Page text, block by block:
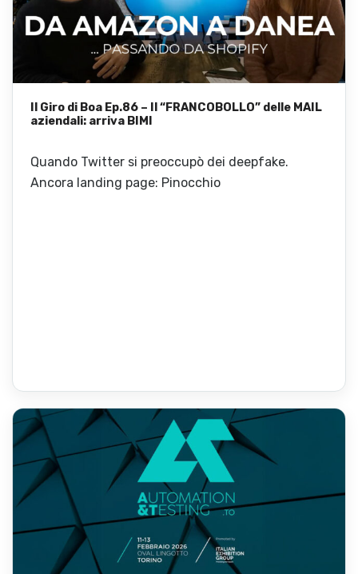
Il Giro di Boa Ep.86 – Il “FRANCOBOLLO” delle MAIL
aziendali: arriva BIMI
Quando Twitter si preoccupò dei deepfake.
Ancora landing page: Pinocchio